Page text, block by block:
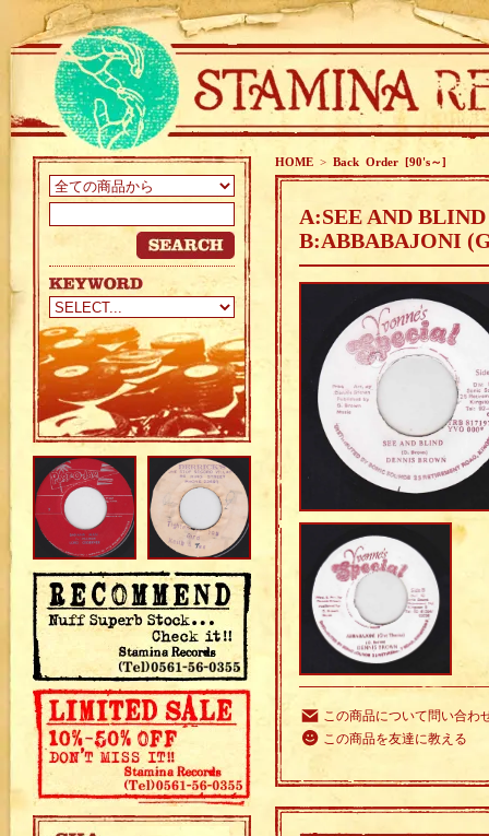
HOME > Back Order [90's～]
A:SEE AND
B:ABBABAJONI
この商品について問い合わ
この商品を友達に教える